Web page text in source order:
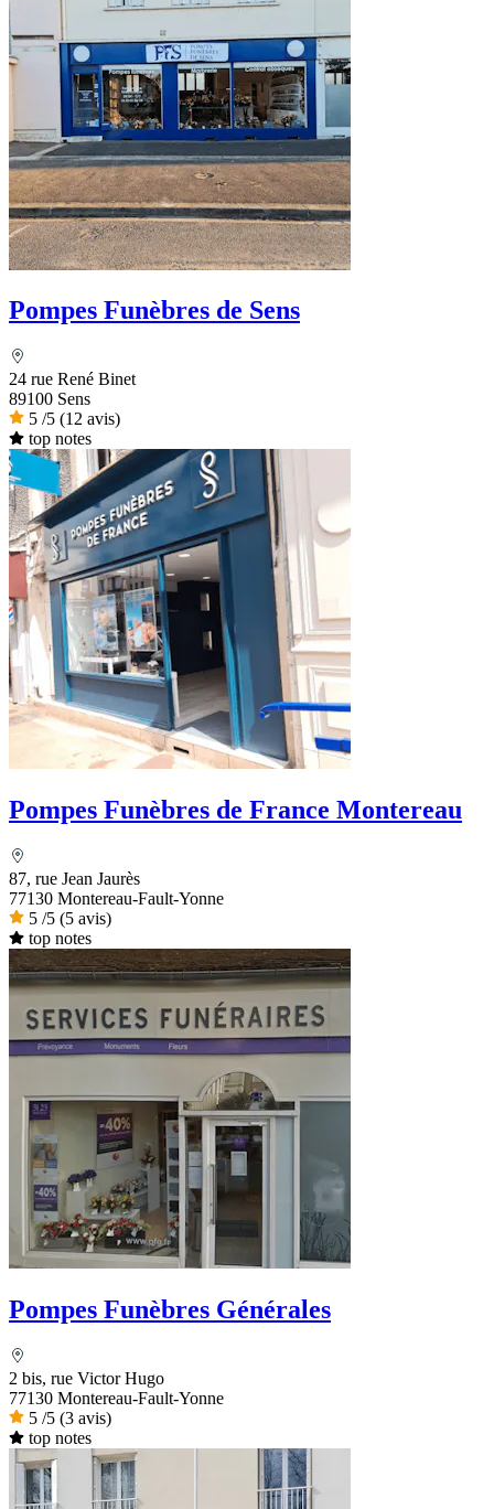
Pompes Funèbres de Sens
24 rue René Binet
89100 Sens
5 /5 (12 avis)
top notes
Pompes Funèbres de France Montereau
87, rue Jean Jaurès
77130 Montereau-Fault-Yonne
5 /5 (5 avis)
top notes
Pompes Funèbres Générales
2 bis, rue Victor Hugo
77130 Montereau-Fault-Yonne
5 /5 (3 avis)
top notes